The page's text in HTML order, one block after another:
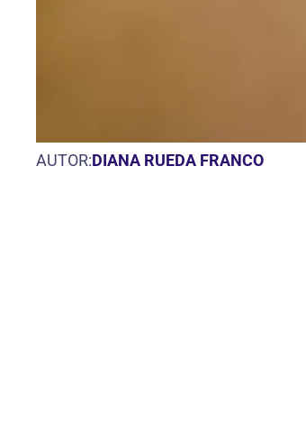
AUTOR:DIANA RUEDA FRANCO